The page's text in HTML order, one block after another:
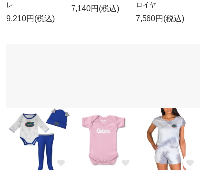
レ
9,210円(税込)
7,140円(税込)
ロイヤ
7,560円(税込)